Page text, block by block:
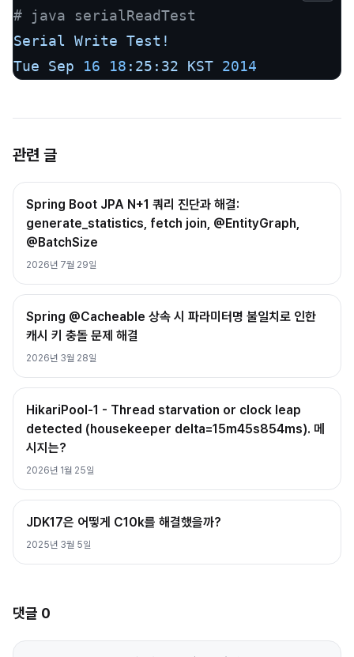
# java serialReadTest
Serial
Write Test!
Tue
Sep 16 18 :25:32 KST 2014
관련 글
Spring Boot JPA N+1 쿼리 진단과 해결:
generate_statistics, fetch join, @EntityGraph,
@BatchSize
2026년 7월 29일
Spring @Cacheable 상속 시 파라미터명 불일치로 인한
캐시 키 충돌 문제 해결
2026년 3월 28일
HikariPool-1 - Thread starvation or clock leap
detected (housekeeper delta=15m45s854ms). 메
시지는?
2026년 1월 25일
JDK17은 어떻게 C10k를 해결했을까?
2025년 3월 5일
댓글 0